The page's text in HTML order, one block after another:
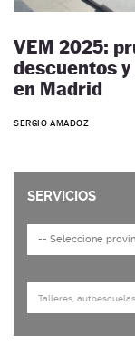
VEM 2025:
descuentos
en Madrid
SERGIO AMADOZ